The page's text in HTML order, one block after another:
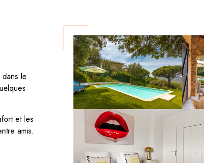
le
et les
amis.